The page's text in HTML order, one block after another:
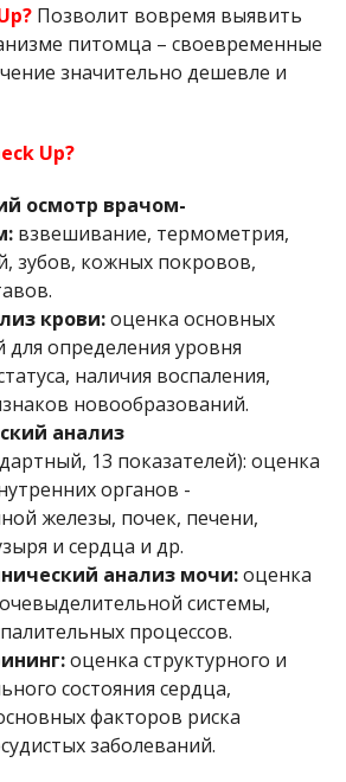
Позволит вовремя выявить
питомца – своевременные
значительно дешевле и
Up?
осмотр врачом-
взвешивание, термометрия,
зубов, кожных покровов,
крови:оценка основных
для определения уровня
наличия воспаления,
новообразований.
анализ
13 показателей): оценка
органов -
железы, почек, печени,
и сердца и др.
анализ мочи:оценка
системы,
процессов.
оценка структурного и
состояния сердца,
факторов риска
заболеваний.